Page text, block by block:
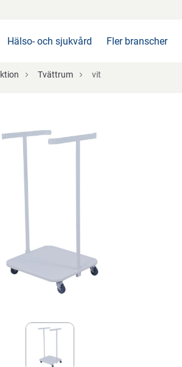
Hälso- och sjukvård Fler branscher
Tvättrum vit